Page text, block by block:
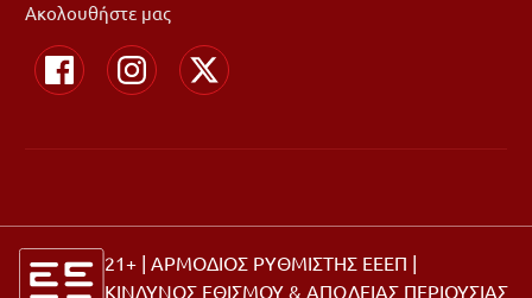
Ακολουθήστε μας
21+ | ΑΡΜΟΔΙΟΣ ΡΥΘΜΙΣΤΗΣ ΕΕΕΠ |
ΚΙΝΔΥΝΟΣ ΕΘΙΣΜΟΥ & ΑΠΩΛΕΙΑΣ ΠΕΡΙΟΥΣΙΑΣ